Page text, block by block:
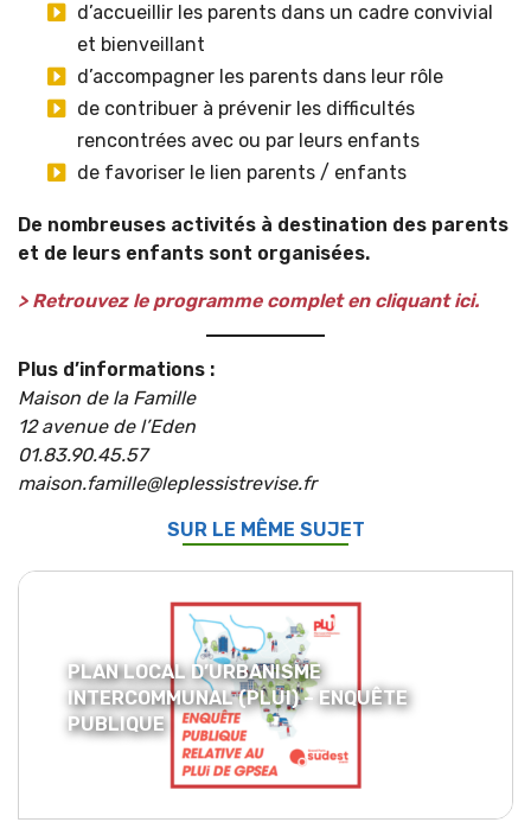
d’accueillir les parents dans un cadre convivial
et bienveillant
d’accompagner les parents dans leur rôle
de contribuer à prévenir les difficultés
rencontrées avec ou par leurs enfants
de favoriser le lien parents / enfants
De nombreuses activités à destination des parents
et de leurs enfants sont organisées.
> Retrouvez le programme complet en cliquant ici.
Plus d’informations :
Maison de la Famille
12 avenue de l’Eden
01.83.90.45.57
maison.famille@leplessistrevise.fr
SUR LE MÊME SUJET
PLAN LOCAL D’URBANISME
INTERCOMMUNAL (PLUI) – ENQUÊTE
PUBLIQUE